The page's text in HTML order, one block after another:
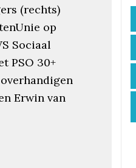
(rechts)
op
Sociaal
PSO 30+
Erwin van